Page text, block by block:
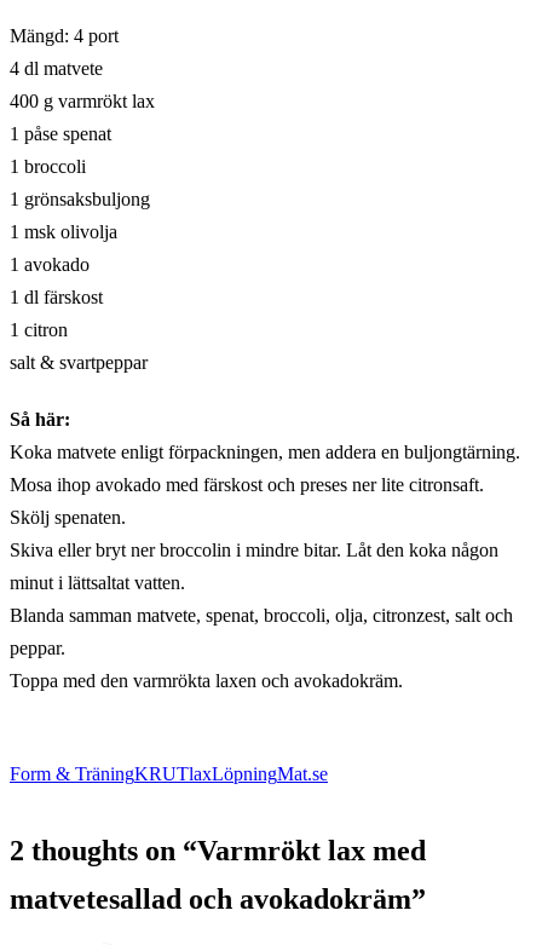
Mängd: 4 port
4 dl matvete
400 g varmrökt lax
1 påse spenat
1 broccoli
1 grönsaksbuljong
1 msk olivolja
1 avokado
1 dl färskost
1 citron
salt & svartpeppar
Så här:
Koka matvete enligt förpackningen, men addera en buljongtärning.
Mosa ihop avokado med färskost och preses ner lite citronsaft.
Skölj spenaten.
Skiva eller bryt ner broccolin i mindre bitar. Låt den koka någon
minut i lättsaltat vatten.
Blanda samman matvete, spenat, broccoli, olja, citronzest, salt och
peppar.
Toppa med den varmrökta laxen och avokadokräm.
Form & TräningKRUTlaxLöpningMat.se
2 thoughts on “Varmrökt lax med
matvetesallad och avokadokräm”